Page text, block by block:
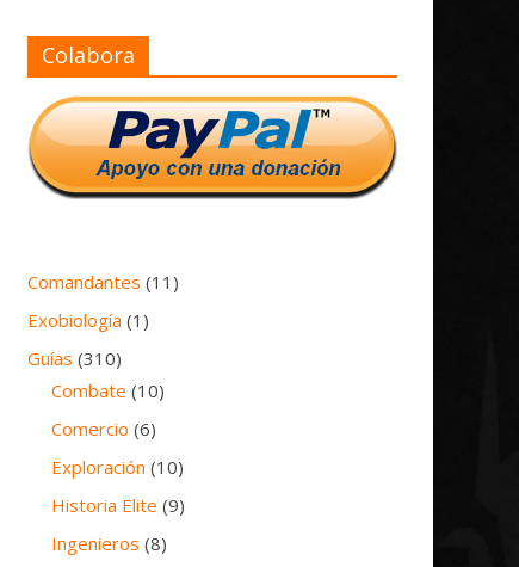
Colabora
Comandantes (11)
Exobiología (1)
Guías (310)
Combate (10)
Comercio (6)
Exploración (10)
Historia Elite (9)
Ingenieros (8)